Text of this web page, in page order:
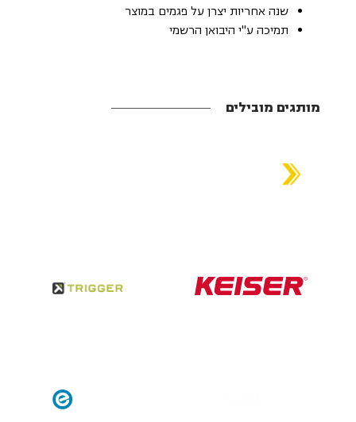
שנה אחריות יצרן על פגמים במוצר
תמיכה ע"י היבואן הרשמי
מותגים מובילים